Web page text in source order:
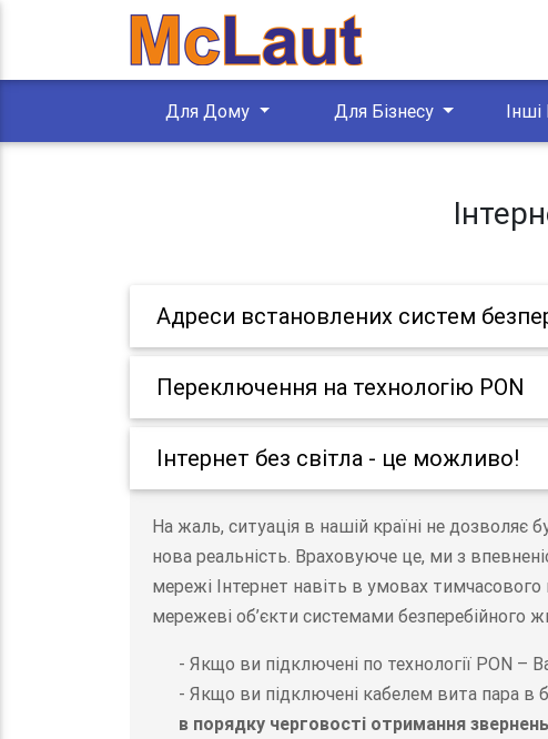
Для Дому Для Бізнесу
Адреси встановлених систем
Переключення на технологію PON
Інтернет без світла - це можливо!
На жаль, ситуація в нашій країні не дозволяє
нова реальність. Враховуюче це, ми з
мережі Інтернет навіть в умовах
мережеві об’єкти системами
- Якщо ви підключені по технології PON –
- Якщо ви підключені кабелем вита пара в
в порядку черговості отримання